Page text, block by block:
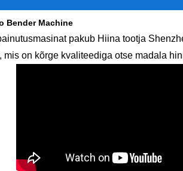
Bender Machine
pakub Hiina tootja
on kõrge kvaliteediga otse madala